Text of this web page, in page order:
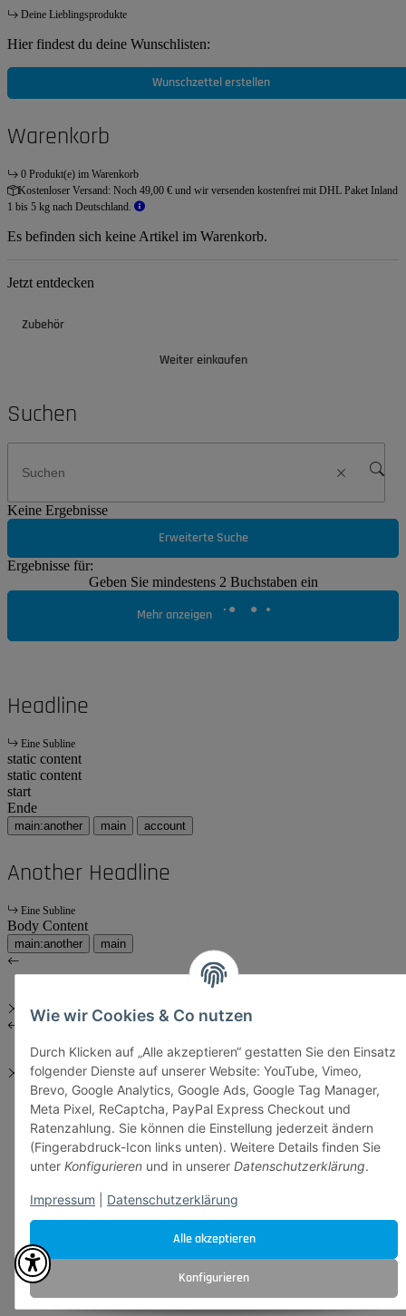
Alle akzeptieren
Konfigurieren
Wie wir Cookies & Co nutzen
Durch Klicken auf „Alle akzeptieren“ gestatten Sie den Einsatz
folgender Dienste auf unserer Website: YouTube, Vimeo,
Brevo, Google Analytics, Google Ads, Google Tag Manager,
Meta Pixel, ReCaptcha, PayPal Express Checkout und
Ratenzahlung. Sie können die Einstellung jederzeit ändern
(Fingerabdruck-Icon links unten). Weitere Details finden Sie
unter Konfigurieren und in unserer Datenschutzerklärung.
Impressum Datenschutzerklärung
Deine Lieblingsprodukte
Hier findest du deine Wunschlisten:
Wunschzettel erstellen
Warenkorb
0 Produkt(e) im Warenkorb
Kostenloser Versand: Noch 49,00 € und wir versenden kostenfrei mit DHL Paket Inland
1 bis 5 kg nach Deutschland.
Es befinden sich keine Artikel im Warenkorb.
Jetzt entdecken
Zubehör
Weiter einkaufen
Suchen
Keine Ergebnisse
Erweiterte Suche
Ergebnisse für:
Geben Sie mindestens 2 Buchstaben ein
Mehr anzeigen
Headline
Eine Subline
static content
static content
start
Ende
main:another main account
Another Headline
Eine Subline
Body Content
main:another main